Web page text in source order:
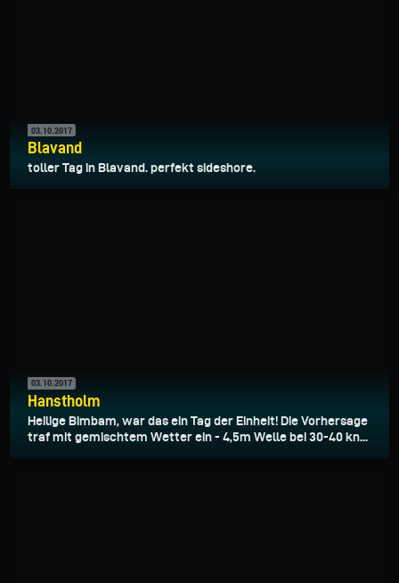
03.10.2017
Blavand
toller Tag in Blavand. perfekt sideshore.
03.10.2017
Hanstholm
Heilige Bimbam, war das ein Tag der Einheit! Die Vorhersage
traf mit gemischtem Wetter ein - 4,5m Welle bei 30-40 kn...